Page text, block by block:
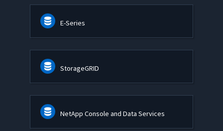
E-Series
StorageGRID
NetApp Console and Data Services